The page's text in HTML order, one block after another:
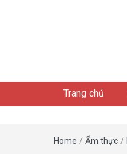
Trang chủ
Home / Ẩm thực /